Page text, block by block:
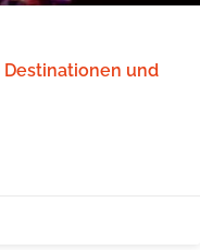
und